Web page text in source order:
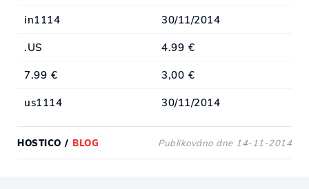
in1114 30/11/2014
.US 4.99 €
7.99 € 3,00 €
us1114 30/11/2014
HOSTICO / BLOG Publikováno dne 14-11-2014